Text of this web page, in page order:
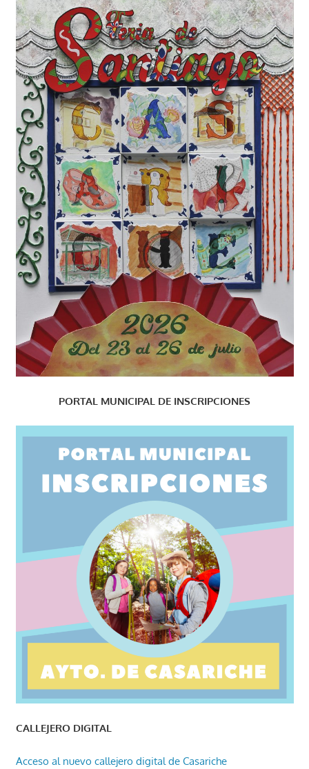
PORTAL MUNICIPAL DE INSCRIPCIONES
CALLEJERO DIGITAL
Acceso al nuevo callejero digital de Casariche